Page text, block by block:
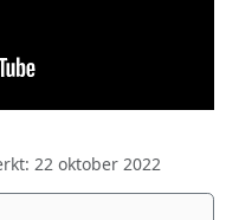
22 oktober 2022